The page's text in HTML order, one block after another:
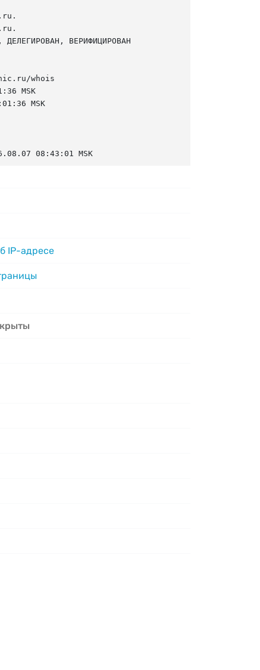
ВЕРИФИЦИРОВАН
whois
MSK
MSK
08:43:01 MSK
IP-адресе